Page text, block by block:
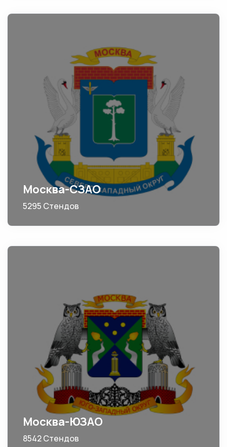
Москва-СЗАО
5295 Стендов
Москва-ЮЗАО
8542 Стендов